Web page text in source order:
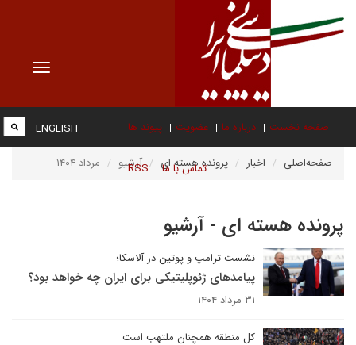
Toggle
صفحه نخست درباره ما عضویت پیوند ها
تماس با ما RSS
ENGLISH
صفحه‌اصلی اخبار پرونده هسته ای آرشیو مرداد ۱۴۰۴
پرونده هسته ای - آرشیو
نشست ترامپ و پوتین در آلاسکا؛
پیامدهای ژئوپلیتیکی برای ایران چه خواهد بود؟
۳۱ مرداد ۱۴۰۴
کل منطقه همچنان ملتهب است